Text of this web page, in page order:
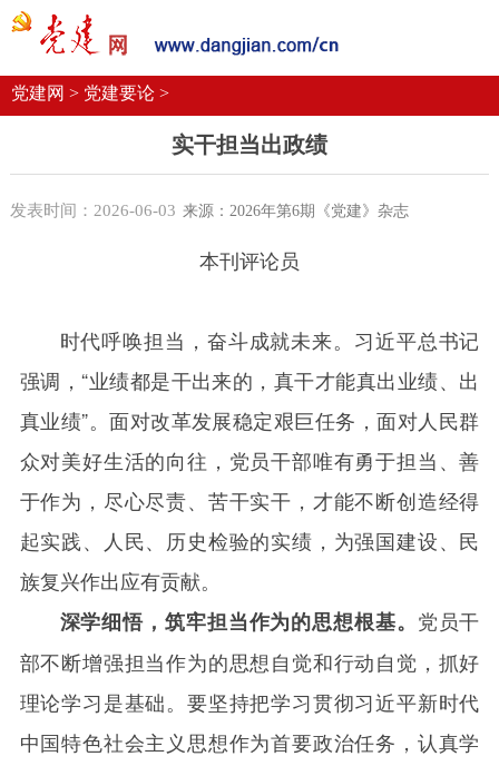
党建要闻
机关党建
校园党建 企业党建
党建网 > 党建要论 >
实干担当出政绩
发表时间：2026-06-03 来源：2026年第6期《党建》杂志
本刊评论员
时代呼唤担当，奋斗成就未来。习近平总书记
强调，“业绩都是干出来的，真干才能真出业绩、出
真业绩”。面对改革发展稳定艰巨任务，面对人民群
众对美好生活的向往，党员干部唯有勇于担当、善
于作为，尽心尽责、苦干实干，才能不断创造经得
起实践、人民、历史检验的实绩，为强国建设、民
族复兴作出应有贡献。
深学细悟，筑牢担当作为的思想根基。 党员干
部不断增强担当作为的思想自觉和行动自觉，抓好
理论学习是基础。要坚持把学习贯彻习近平新时代
中国特色社会主义思想作为首要政治任务，认真学